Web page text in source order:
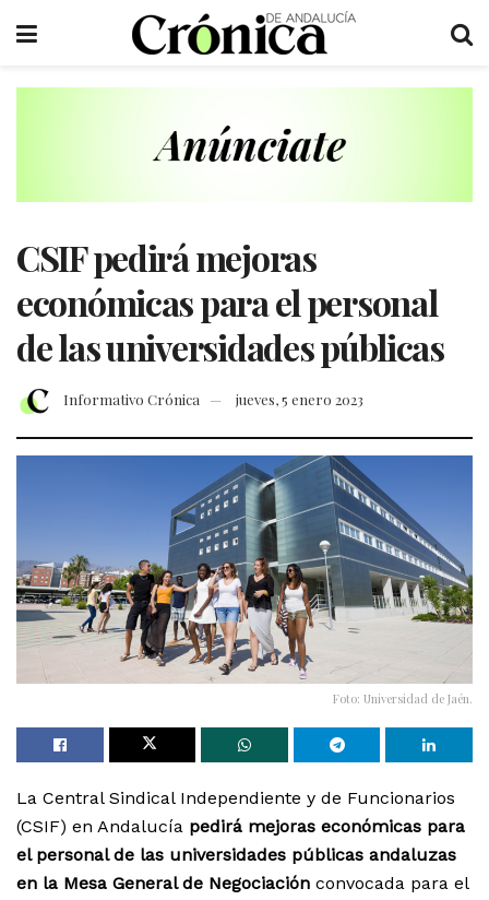
CSIF pedirá mejoras
económicas para el personal
de las universidades públicas
Informativo Crónica jueves, 5 enero 2023
Foto: Universidad de Jaén.
La Central Sindical Independiente y de Funcionarios
(CSIF) en Andalucía pedirá mejoras económicas para
el personal de las universidades públicas andaluzas
en la Mesa General de Negociación convocada para el